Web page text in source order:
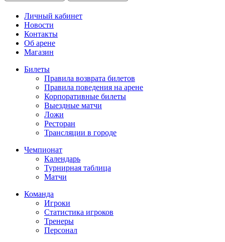
Личный кабинет
Новости
Контакты
Об арене
Магазин
Билеты
Правила возврата билетов
Правила поведения на арене
Корпоративные билеты
Выездные матчи
Ложи
Ресторан
Трансляции в городе
Чемпионат
Календарь
Турнирная таблица
Матчи
Команда
Игроки
Статистика игроков
Тренеры
Персонал